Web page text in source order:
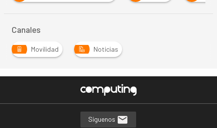
Canales
Movilidad Noticias
Síguenos